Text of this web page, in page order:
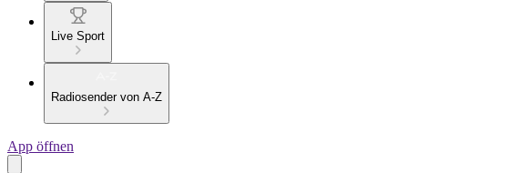
Live Sport
Radiosender von A-Z
App öffnen